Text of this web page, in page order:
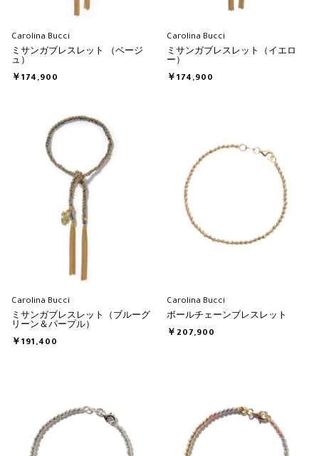
Carolina Bucci
ミサンガブレスレット （ベージ
ュ）
￥174,900
Carolina Bucci
ミサンガブレスレット（イエロ
ー）
￥174,900
Carolina Bucci
ミサンガブレスレット（ブルーグ
リーン＆パープル）
￥191,400
Carolina Bucci
ボールチェーンブレスレット
￥207,900